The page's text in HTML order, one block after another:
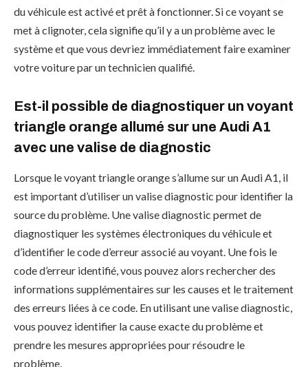
du véhicule est activé et prêt à fonctionner. Si ce voyant se
met à clignoter, cela signifie qu’il y a un problème avec le
système et que vous devriez immédiatement faire examiner
votre voiture par un technicien qualifié.
Est-il possible de diagnostiquer un voyant
triangle orange allumé sur une Audi A1
avec une valise de diagnostic
Lorsque le voyant triangle orange s’allume sur un Audi A1, il
est important d’utiliser un valise diagnostic pour identifier la
source du problème. Une valise diagnostic permet de
diagnostiquer les systèmes électroniques du véhicule et
d’identifier le code d’erreur associé au voyant. Une fois le
code d’erreur identifié, vous pouvez alors rechercher des
informations supplémentaires sur les causes et le traitement
des erreurs liées à ce code. En utilisant une valise diagnostic,
vous pouvez identifier la cause exacte du problème et
prendre les mesures appropriées pour résoudre le
problème.